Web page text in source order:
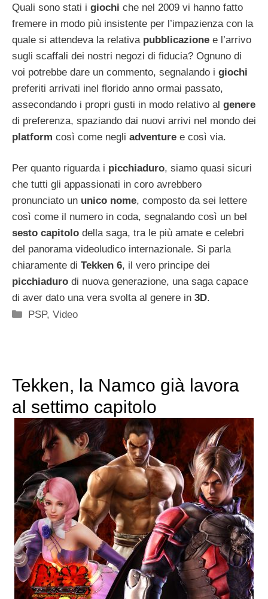
Quali sono stati i giochi che nel 2009 vi hanno fatto
fremere in modo più insistente per l’impazienza con la
quale si attendeva la relativa pubblicazione e l’arrivo
sugli scaffali dei nostri negozi di fiducia? Ognuno di
voi potrebbe dare un commento, segnalando i giochi
preferiti arrivati inel florido anno ormai passato,
assecondando i propri gusti in modo relativo al genere
di preferenza, spaziando dai nuovi arrivi nel mondo dei
platform così come negli adventure e così via.
Per quanto riguarda i picchiaduro, siamo quasi sicuri
che tutti gli appassionati in coro avrebbero
pronunciato un unico nome, composto da sei lettere
così come il numero in coda, segnalando così un bel
sesto capitolo della saga, tra le più amate e celebri
del panorama videoludico internazionale. Si parla
chiaramente di Tekken 6, il vero principe dei
picchiaduro di nuova generazione, una saga capace
di aver dato una vera svolta al genere in 3D.
Categorie
PSP,Video
Tekken, la Namco già lavora
al settimo capitolo